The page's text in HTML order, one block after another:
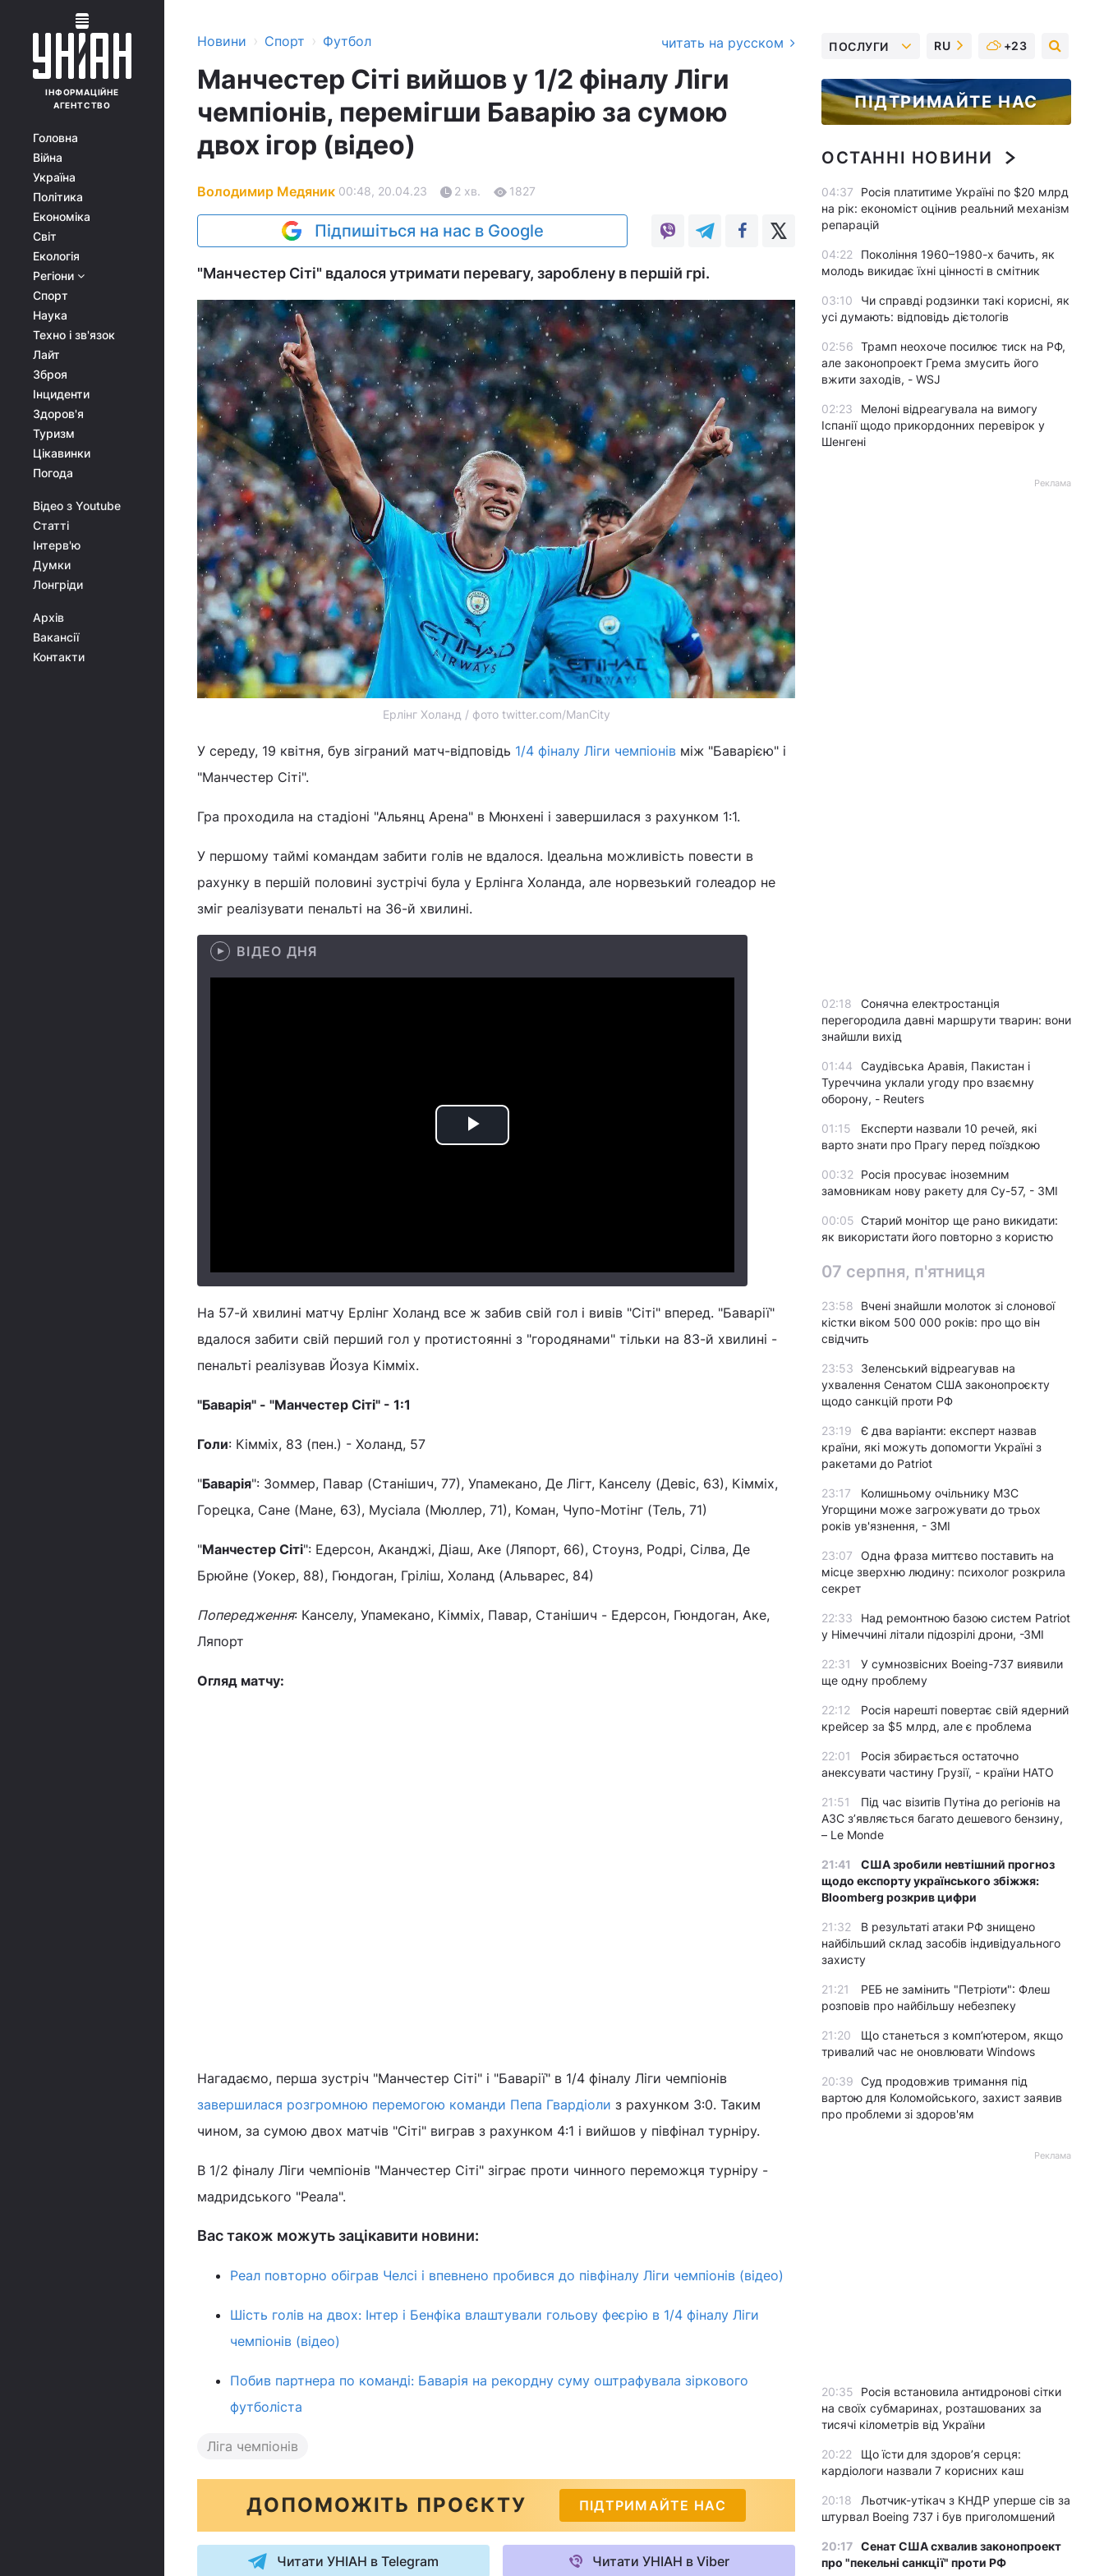
ІНФОРМАЦІЙНЕ
АГЕНТСТВО
Головна
Війна
Україна
Політика
Економіка
Світ
Екологія
Регіони
Спорт
Наука
Техно і зв'язок
Лайт
Зброя
Інциденти
Здоров'я
Туризм
Цікавинки
Погода
Відео з Youtube
Статті
Інтерв'ю
Думки
Лонгріди
Архів
Вакансії
Контакти
Новини › Спорт › Футбол читать на русском
Манчестер Сіті вийшов у 1/2 фіналу Ліги
чемпіонів, перемігши Баварію за сумою
двох ігор (відео)
Володимир Медяник 00:48, 20.04.23 2 хв. 1827
Підпишіться на нас в Google
"Манчестер Сіті" вдалося утримати перевагу, зароблену в першій грі.
Ерлінг Холанд / фото twitter.com/ManCity
У середу, 19 квітня, був зіграний матч-відповідь 1/4 фіналу Ліги чемпіонів між "Баварією" і
"Манчестер Сіті".
Гра проходила на стадіоні "Альянц Арена" в Мюнхені і завершилася з рахунком 1:1.
У першому таймі командам забити голів не вдалося. Ідеальна можливість повести в
рахунку в першій половині зустрічі була у Ерлінга Холанда, але норвезький голеадор не
зміг реалізувати пенальті на 36-й хвилині.
ВІДЕО ДНЯ
Play
На 57-й хвилині матчу Ерлінг Холанд все ж забив свій гол і вивів "Сіті" вперед. "Баварії"
вдалося забити свій перший гол у протистоянні з "городянами" тільки на 83-й хвилині -
пенальті реалізував Йозуа Кімміх.
"Баварія" - "Манчестер Сіті" - 1:1
Голи: Кімміх, 83 (пен.) - Холанд, 57
"Баварія": Зоммер, Павар (Станішич, 77), Упамекано, Де Лігт, Канселу (Девіс, 63), Кімміх,
Горецка, Сане (Мане, 63), Мусіала (Мюллер, 71), Коман, Чупо-Мотінг (Тель, 71)
"Манчестер Сіті": Едерсон, Аканджі, Діаш, Аке (Ляпорт, 66), Стоунз, Родрі, Сілва, Де
Брюйне (Уокер, 88), Гюндоган, Гріліш, Холанд (Альварес, 84)
Попередження: Канселу, Упамекано, Кімміх, Павар, Станішич - Едерсон, Гюндоган, Аке,
Ляпорт
Огляд матчу:
Нагадаємо, перша зустріч "Манчестер Сіті" і "Баварії" в 1/4 фіналу Ліги чемпіонів
завершилася розгромною перемогою команди Пепа Гвардіоли з рахунком 3:0. Таким
чином, за сумою двох матчів "Сіті" виграв з рахунком 4:1 і вийшов у півфінал турніру.
В 1/2 фіналу Ліги чемпіонів "Манчестер Сіті" зіграє проти чинного переможця турніру -
мадридського "Реала".
Вас також можуть зацікавити новини:
Реал повторно обіграв Челсі і впевнено пробився до півфіналу Ліги чемпіонів (відео)
Шість голів на двох: Інтер і Бенфіка влаштували гольову феєрію в 1/4 фіналу Ліги
чемпіонів (відео)
Побив партнера по команді: Баварія на рекордну суму оштрафувала зіркового
футболіста
Ліга чемпіонів
ДОПОМОЖІТЬ ПРОЄКТУ ПІДТРИМАЙТЕ НАС
Читати УНІАН в Telegram Читати УНІАН в Viber
ПОСЛУГИ RU +23
ПІДТРИМАЙТЕ НАС
ОСТАННІ НОВИНИ
04:37
Росія платитиме Україні по $20 млрд
на рік: економіст оцінив реальний механізм
репарацій
04:22
Покоління 1960–1980-х бачить, як
молодь викидає їхні цінності в смітник
03:10
Чи справді родзинки такі корисні, як
усі думають: відповідь дієтологів
02:56 Трамп неохоче посилює тиск на РФ,
але законопроект Грема змусить його
вжити заходів, - WSJ
02:23
Мелоні відреагувала на вимогу
Іспанії щодо прикордонних перевірок у
Шенгені
Реклама
02:18
Сонячна електростанція
перегородила давні маршрути тварин: вони
знайшли вихід
01:44
Саудівська Аравія, Пакистан і
Туреччина уклали угоду про взаємну
оборону, - Reuters
01:15
Експерти назвали 10 речей, які
варто знати про Прагу перед поїздкою
00:32
Росія просуває іноземним
замовникам нову ракету для Су-57, - ЗМІ
00:05 Старий монітор ще рано викидати:
як використати його повторно з користю
07 серпня, п'ятниця
23:58
Вчені знайшли молоток зі слонової
кістки віком 500 000 років: про що він
свідчить
23:53
Зеленський відреагував на
ухвалення Сенатом США законопроєкту
щодо санкцій проти РФ
23:19
Є два варіанти: експерт назвав
країни, які можуть допомогти Україні з
ракетами до Patriot
23:17
Колишньому очільнику МЗС
Угорщини може загрожувати до трьох
років ув'язнення, - ЗМІ
23:07
Одна фраза миттєво поставить на
місце зверхню людину: психолог розкрила
секрет
22:33
Над ремонтною базою систем Patriot
у Німеччині літали підозрілі дрони, -ЗМІ
22:31
У сумнозвісних Boeing-737 виявили
ще одну проблему
22:12
Росія нарешті повертає свій ядерний
крейсер за $5 млрд, але є проблема
22:01
Росія збирається остаточно
анексувати частину Грузії, - країни НАТО
21:51
Під час візитів Путіна до регіонів на
АЗС з’являється багато дешевого бензину,
– Le Monde
21:41
США зробили невтішний прогноз
щодо експорту українського збіжжя:
Bloomberg розкрив цифри
21:32
В результаті атаки РФ знищено
найбільший склад засобів індивідуального
захисту
21:21
РЕБ не замінить "Петріоти": Флеш
розповів про найбільшу небезпеку
21:20
Що станеться з комп’ютером, якщо
тривалий час не оновлювати Windows
20:39 Суд продовжив тримання під
вартою для Коломойського, захист заявив
про проблеми зі здоров'ям
Реклама
20:35
Росія встановила антидронові сітки
на своїх субмаринах, розташованих за
тисячі кілометрів від України
20:22
Що їсти для здоров’я серця:
кардіологи назвали 7 корисних каш
20:18
Льотчик-утікач з КНДР уперше сів за
штурвал Boeing 737 і був приголомшений
20:17 Сенат США схвалив законопроект
про "пекельні санкції" проти РФ